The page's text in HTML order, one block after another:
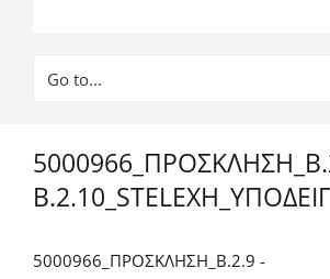
Go to...
5000966_ΠΡΟΣΚΛΗΣΗ_Β.2.9 -